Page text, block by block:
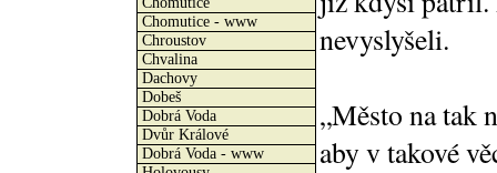
Chomutice - www
Chroustov
Chvalina
Dachovy
Dobeš
Dobrá Voda
Dvůr Králové
Dobrá Voda - www
nevyslyšeli.
„Město na tak
aby v takové